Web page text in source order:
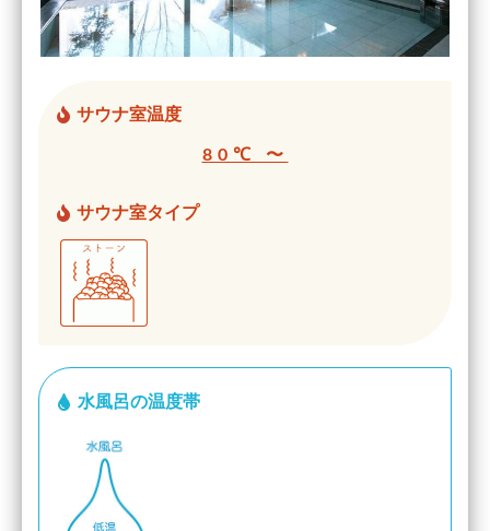
サウナ室温度
80℃ 〜
サウナ室タイプ
水風呂の温度帯